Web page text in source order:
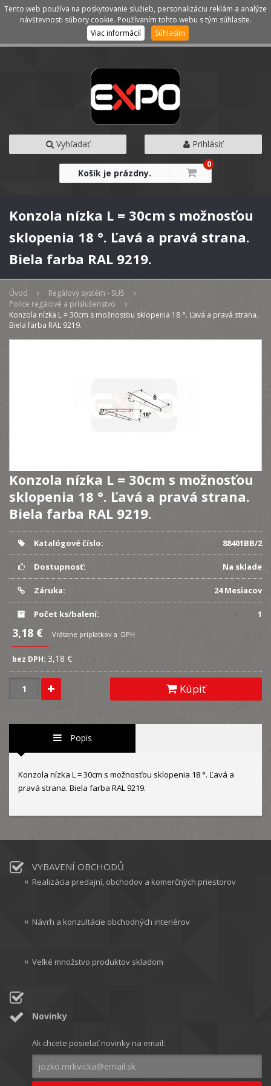
Kategórie Menu
Vyhľadať Prihlásiť
Košík je prázdny.
0
Konzola nízka L = 30cm s možnosťou
sklopenia 18 °. Ľavá a pravá strana.
Biela farba RAL 9219.
Úvod
Regálový systém - SU5
Police regálové a príslušenstvo
Konzola nízka L = 30cm s možnosťou sklopenia 18 °. Ľavá a pravá strana.
Biela farba RAL 9219.
Konzola nízka L = 30cm s možnosťou
sklopenia 18 °. Ľavá a pravá strana.
Biela farba RAL 9219.
Katalógové číslo: 88401BB/2
Dostupnosť: Na sklade
Záruka: 24 Mesiacov
Počet ks/balení: 1
3,18 € Vrátane príplatkov a DPH
bez DPH: 3,18 €
Kúpiť
Popis
Konzola nízka L = 30cm s možnosťou sklopenia 18 °. Ľavá a
pravá strana. Biela farba RAL 9219.
VYBAVENÍ OBCHODŮ
Realizácia predajní, obchodov a komerčných priestorov
Návrh a konzultácie obchodných interiérov
Veľké množstvo produktov skladom
Novinky
Ak chcete posielať novinky na email:
Tento web používa na poskytovanie služieb, personalizáciu reklám a analýze
návštevnosti súbory cookie. Používaním tohto webu s tým súhlasíte.
Viac informácií
Súhlasím